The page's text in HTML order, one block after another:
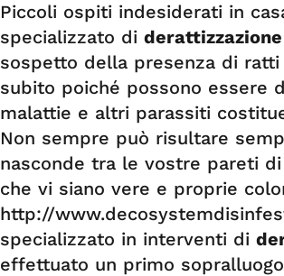
Piccoli ospiti indesiderati in
specializzato di
sospetto della presenza di
subito poiché possono essere
malattie e altri parassiti
Non sempre può risultare
nasconde tra le vostre pareti
che vi siano vere e proprie
http://
specializzato in interventi di
effettuato un primo